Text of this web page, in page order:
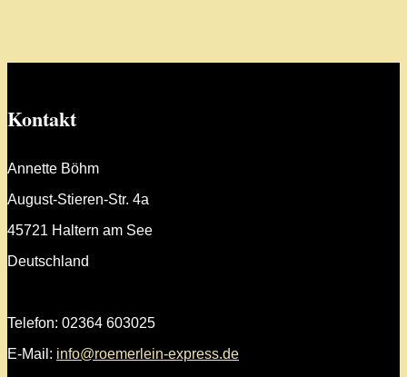
Kontakt
Annette Böhm
August-Stieren-Str. 4a
45721 Haltern am See
Deutschland
Telefon: 02364 603025
E-Mail: info@roemerlein-express.de